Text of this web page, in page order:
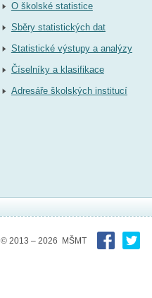
O školské statistice
Sběry statistických dat
Statistické výstupy a analýzy
Číselníky a klasifikace
Adresáře školských institucí
© 2013 – 2026 MŠMT